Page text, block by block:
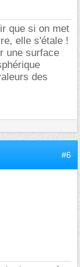
que si on met
elle s'étale !
une surface
des
#6